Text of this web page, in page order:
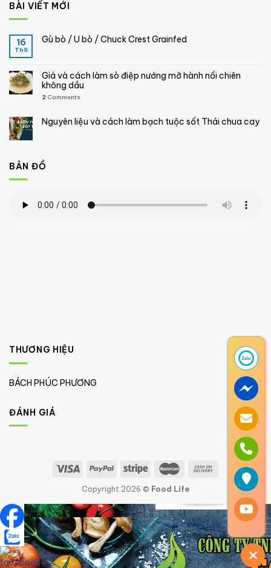
BÀI VIẾT MỚI
16
Th5
Gù bò / U bò / Chuck Crest Grainfed
Giá và cách làm sò điệp nướng mỡ hành nồi chiên
không dầu
2 Comments
Nguyên liệu và cách làm bạch tuộc sốt Thái chua cay
BẢN ĐỒ
THƯƠNG HIỆU
BÁCH PHÚC PHƯƠNG (1)
ĐÁNH GIÁ
Copyright 2026 © Food Life